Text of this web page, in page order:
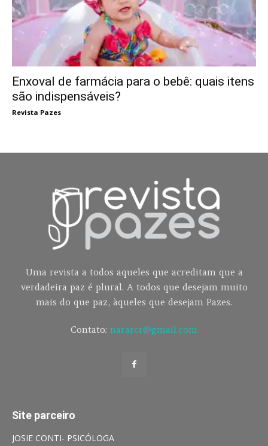
Enxoval de farmácia para o bebê: quais itens
são indispensáveis?
Revista Pazes
Uma revista a todos aqueles que acreditam que a
verdadeira paz é plural. A todos que desejam muito
mais do que paz, àqueles que desejam Pazes.
Contato: nararcr@gmail.com
Site parceiro
JOSIE CONTI- PSICÓLOGA